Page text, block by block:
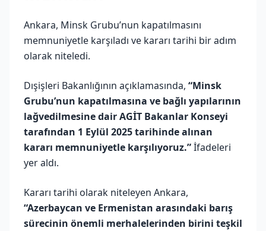
Ankara, Minsk Grubu’nun kapatılmasını
memnuniyetle karşıladı ve kararı tarihi bir adım
olarak niteledi.
Dışişleri Bakanlığının açıklamasında, “Minsk
Grubu’nun kapatılmasına ve bağlı yapılarının
lağvedilmesine dair AGİT Bakanlar Konseyi
tarafından 1 Eylül 2025 tarihinde alınan
kararı memnuniyetle karşılıyoruz.”İfadeleri
yer aldı.
Kararı tarihi olarak niteleyen Ankara,
“Azerbaycan ve Ermenistan arasındaki barış
sürecinin önemli merhalelerinden birini teşkil